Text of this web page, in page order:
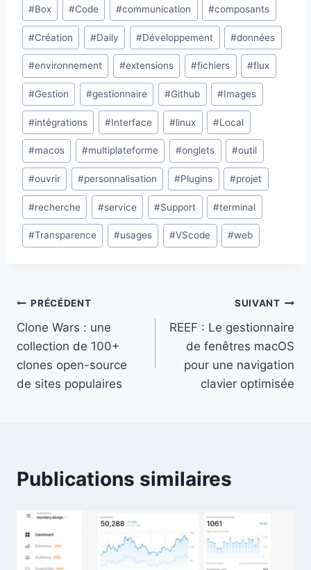
la
publication :
#Box #Code #communication #composants
#Création #Daily #Développement #données
#environnement #extensions #fichiers #flux
#Gestion #gestionnaire #Github #Images
#intégrations #Interface #linux #Local
#macos #multiplateforme #onglets #outil
#ouvrir #personnalisation #Plugins #projet
#recherche #service #Support #terminal
#Transparence #usages #VScode #web
Navigation
de
l’article
PRÉCÉDENT
Clone Wars : une
collection de 100+
clones open-source
de sites populaires
SUIVANT
REEF : Le gestionnaire
de fenêtres macOS
pour une navigation
clavier optimisée
Publications similaires